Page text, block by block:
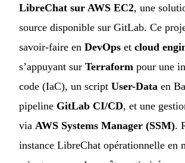
LibreChat sur AWS EC2, une
source disponible sur GitLab. Ce
savoir-faire en DevOps et cloud
s’appuyant sur Terraform pour une
code (IaC), un script User-Data en
pipeline GitLab CI/CD, et une
via AWS Systems Manager (SSM).
instance LibreChat opérationnelle en